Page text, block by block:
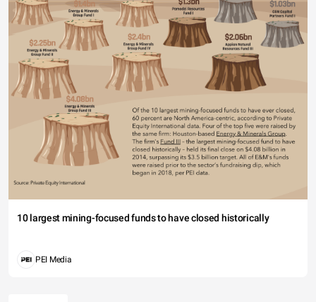
10 largest mining-focused funds to have closed historically
PEI Media